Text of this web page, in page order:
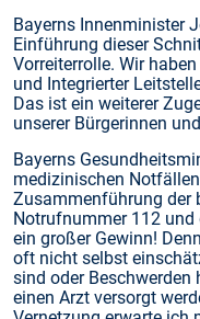
Bayerns Innenminister
Einführung dieser
Vorreiterrolle. Wir
und Integrierter
Das ist ein weiterer
unserer Bürgerinnen
Bayerns
medizinischen
Zusammenführung der
Notrufnummer 112
ein großer Gewinn!
oft nicht selbst
sind oder
einen Arzt versorgt